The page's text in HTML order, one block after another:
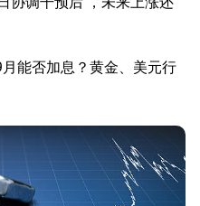
能否加息？黄金、美元行